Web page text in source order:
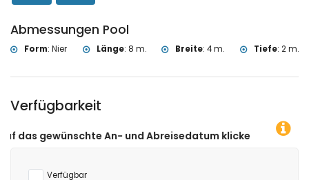
Abmessungen Pool
Form: Nier Länge: 8 m. Breite:4 m. Tiefe: 2 m.
Verfügbarkeit
An- und Abreisedatum klicken!
Verfügbar